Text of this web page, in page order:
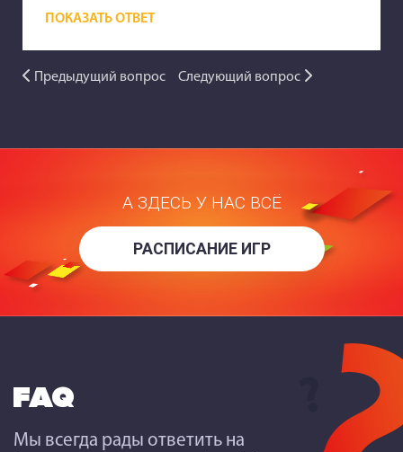
ПОКАЗАТЬ ОТВЕТ
Предыдущий вопрос Следующий вопрос
А ЗДЕСЬ У НАС ВСЁ
РАСПИСАНИЕ ИГР
FAQ
Мы всегда рады ответить на